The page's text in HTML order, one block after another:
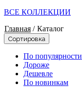
ВСЕ КОЛЛЕКЦИИ
Главная / Каталог
Сортировка
По популярности
Дороже
Дешевле
По новинкам